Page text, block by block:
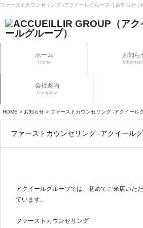
ファーストカウンセリング -アクイールグループ- | お知らせ |
ホーム
Home
お知ら
会社案内
Company
HOME > お知らせ > ファーストカウンセリング -アクイール
ファーストカウンセリング -アクイール
アクイールグループでは、初めてご来店いた
ています。
ファーストカウンセリング